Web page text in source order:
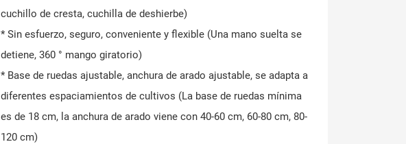
cuchillo de cresta, cuchilla de deshierbe)
* Sin esfuerzo, seguro, conveniente y flexible (Una mano suelta se
detiene, 360 ° mango giratorio)
* Base de ruedas ajustable, anchura de arado ajustable, se adapta a
diferentes espaciamientos de cultivos (La base de ruedas mínima
es de 18 cm, la anchura de arado viene con 40-60 cm, 60-80 cm, 80-
120 cm)